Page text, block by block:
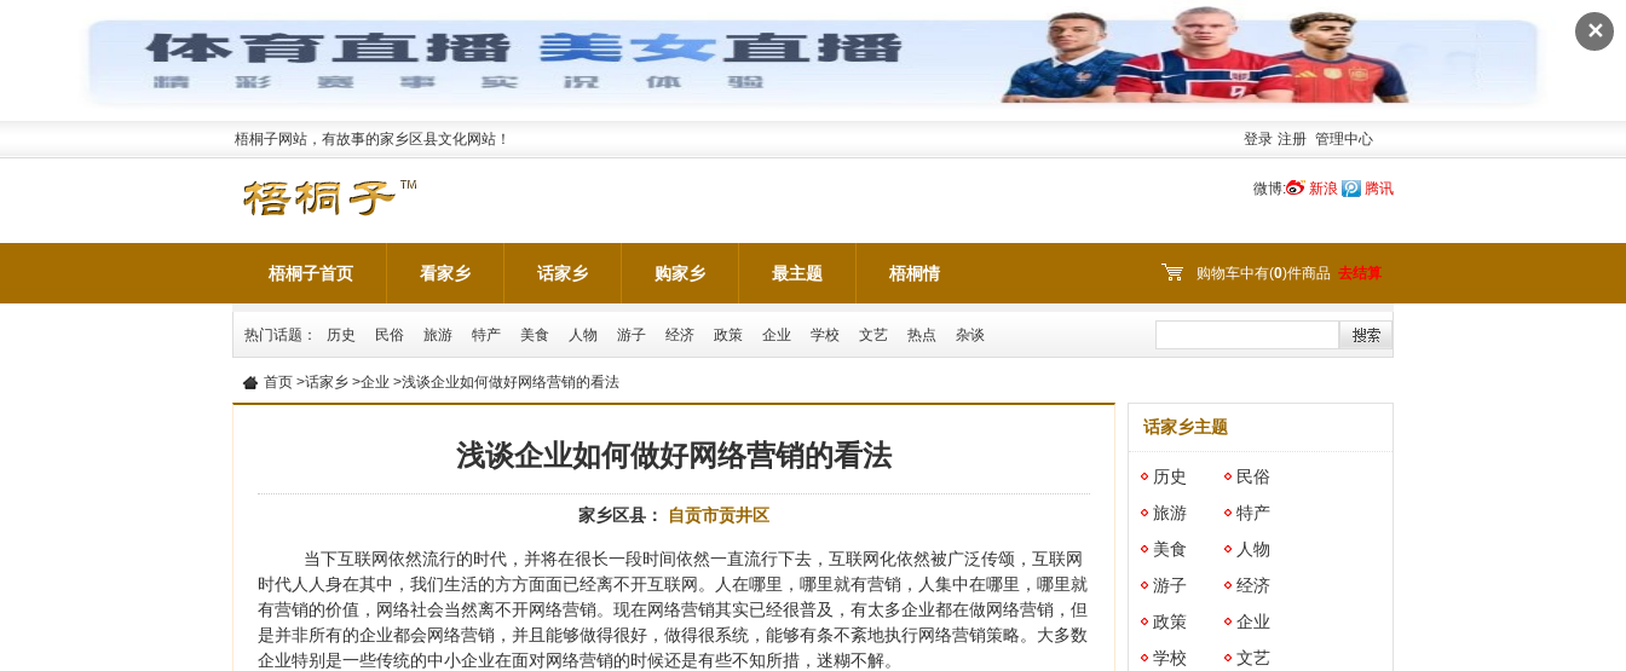
✕
梧桐子网站，有故事的家乡区县文化网站！ 登录 注册 管理中心
微博: 新浪 腾讯
梧桐子首页 看家乡 话家乡 购家乡 最主题 梧桐情 购物车中有(0)件商品 去结算
热门话题： 历史 民俗 旅游 特产 美食 人物 游子 经济 政策 企业 学校 文艺 热点 杂谈
首页 >话家乡 >企业 >浅谈企业如何做好网络营销的看法
浅谈企业如何做好网络营销的看法
家乡区县： 自贡市贡井区
当下互联网依然流行的时代，并将在很长一段时间依然一直流行下去，互联网化依然被广泛传颂，互联网
时代人人身在其中，我们生活的方方面面已经离不开互联网。人在哪里，哪里就有营销，人集中在哪里，哪里就
有营销的价值，网络社会当然离不开网络营销。现在网络营销其实已经很普及，有太多企业都在做网络营销，但
是并非所有的企业都会网络营销，并且能够做得很好，做得很系统，能够有条不紊地执行网络营销策略。大多数
企业特别是一些传统的中小企业在面对网络营销的时候还是有些不知所措，迷糊不解。
话家乡主题
历史
民俗
旅游
特产
美食
人物
游子
经济
政策
企业
学校
文艺